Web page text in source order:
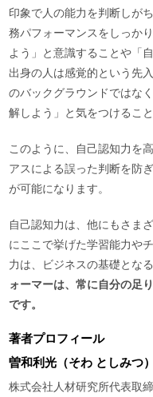
印象で人の能力を判断しが
務パフォーマンスをしっか
よう」と意識することや「
出身の人は感覚的という先
のバックグラウンドではな
解しよう」と気をつけるこ
このように、自己認知力を
アスによる誤った判断を防
が可能になります。
自己認知力は、他にもさま
にここで挙げた学習能力や
力は、ビジネスの基礎となる
ォーマーは、常に自分の足
です。
著者プロフィール
曽和利光（そわ としみつ）
株式会社人材研究所代表取